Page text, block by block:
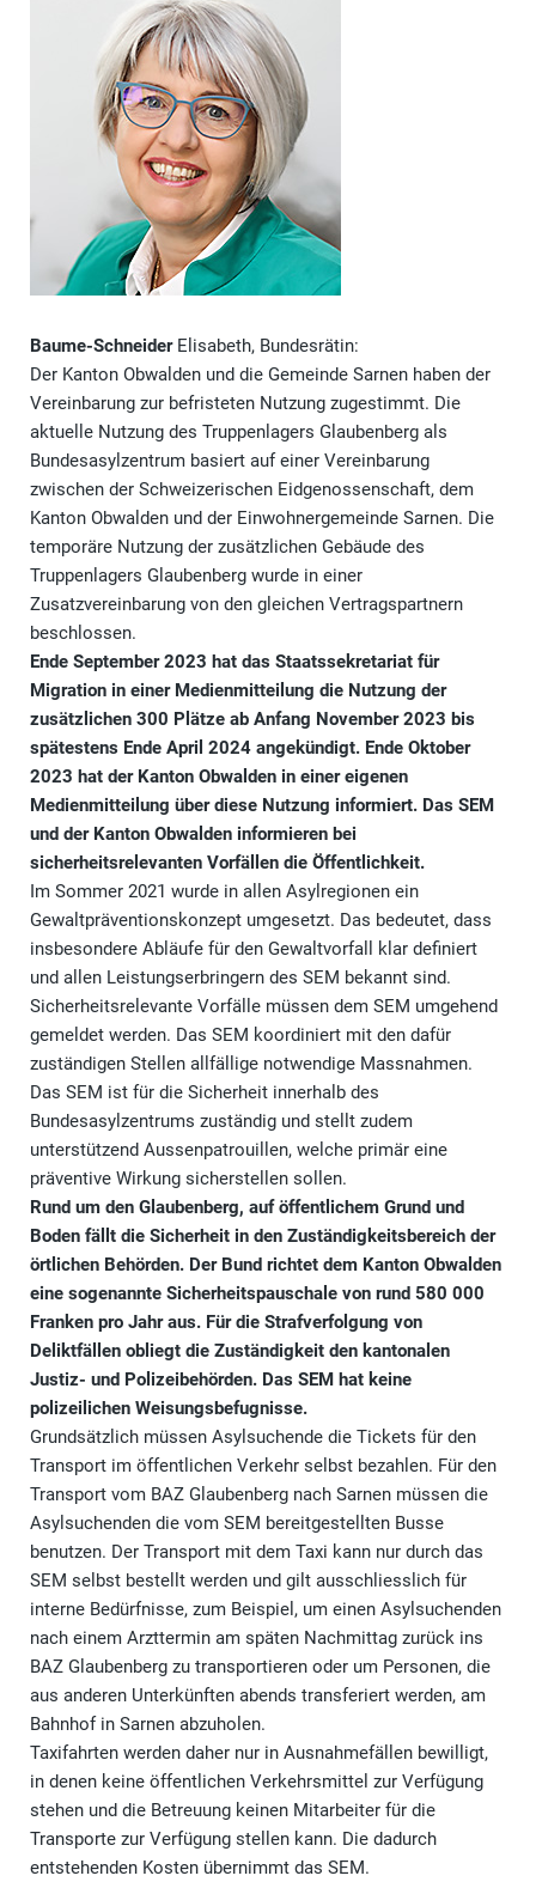
Baume-SchneiderElisabeth, Bundesrätin:
Der Kanton Obwalden und die Gemeinde Sarnen haben der
Vereinbarung zur befristeten Nutzung zugestimmt. Die
aktuelle Nutzung des Truppenlagers Glaubenberg als
Bundesasylzentrum basiert auf einer Vereinbarung
zwischen der Schweizerischen Eidgenossenschaft, dem
Kanton Obwalden und der Einwohnergemeinde Sarnen. Die
temporäre Nutzung der zusätzlichen Gebäude des
Truppenlagers Glaubenberg wurde in einer
Zusatzvereinbarung von den gleichen Vertragspartnern
beschlossen.
Ende September 2023 hat das Staatssekretariat für
Migration in einer Medienmitteilung die Nutzung der
zusätzlichen 300 Plätze ab Anfang November 2023 bis
spätestens Ende April 2024 angekündigt. Ende Oktober
2023 hat der Kanton Obwalden in einer eigenen
Medienmitteilung über diese Nutzung informiert. Das SEM
und der Kanton Obwalden informieren bei
sicherheitsrelevanten Vorfällen die Öffentlichkeit.
Im Sommer 2021 wurde in allen Asylregionen ein
Gewaltpräventionskonzept umgesetzt. Das bedeutet, dass
insbesondere Abläufe für den Gewaltvorfall klar definiert
und allen Leistungserbringern des SEM bekannt sind.
Sicherheitsrelevante Vorfälle müssen dem SEM umgehend
gemeldet werden. Das SEM koordiniert mit den dafür
zuständigen Stellen allfällige notwendige Massnahmen.
Das SEM ist für die Sicherheit innerhalb des
Bundesasylzentrums zuständig und stellt zudem
unterstützend Aussenpatrouillen, welche primär eine
präventive Wirkung sicherstellen sollen.
Rund um den Glaubenberg, auf öffentlichem Grund und
Boden fällt die Sicherheit in den Zuständigkeitsbereich der
örtlichen Behörden. Der Bund richtet dem Kanton Obwalden
eine sogenannte Sicherheitspauschale von rund 580 000
Franken pro Jahr aus. Für die Strafverfolgung von
Deliktfällen obliegt die Zuständigkeit den kantonalen
Justiz- und Polizeibehörden. Das SEM hat keine
polizeilichen Weisungsbefugnisse.
Grundsätzlich müssen Asylsuchende die Tickets für den
Transport im öffentlichen Verkehr selbst bezahlen. Für den
Transport vom BAZ Glaubenberg nach Sarnen müssen die
Asylsuchenden die vom SEM bereitgestellten Busse
benutzen. Der Transport mit dem Taxi kann nur durch das
SEM selbst bestellt werden und gilt ausschliesslich für
interne Bedürfnisse, zum Beispiel, um einen Asylsuchenden
nach einem Arzttermin am späten Nachmittag zurück ins
BAZ Glaubenberg zu transportieren oder um Personen, die
aus anderen Unterkünften abends transferiert werden, am
Bahnhof in Sarnen abzuholen.
Taxifahrten werden daher nur in Ausnahmefällen bewilligt,
in denen keine öffentlichen Verkehrsmittel zur Verfügung
stehen und die Betreuung keinen Mitarbeiter für die
Transporte zur Verfügung stellen kann. Die dadurch
entstehenden Kosten übernimmt das SEM.